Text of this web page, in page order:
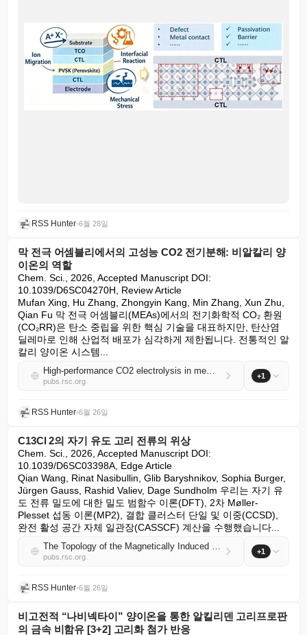
RSS Hunter•6월 28일
막 전극 어셈블리에서의 고성능 CO2 전기분해: 비알칼리 양
이온의 역할
Chem. Sci., 2026, Accepted Manuscript DOI:
10.1039/D6SC04270H, Review Article
Mufan Xing, Hu Zhang, Zhongyin Kang, Min Zhang, Xun Zhu,
Qian Fu 막 전극 어셈블리(MEAs)에서의 전기화학적 CO₂ 환원
(CO₂RR)은 탄소 중립을 위한 핵심 기술을 대표하지만, 탄산염
딜레마로 인해 산업적 배포가 심각하게 제한됩니다. 전통적인 알
칼리 양이온 시스템...
High-performance CO2 electrolysis in membrane electrode assemblies: the role of non-alkali cations
pubs.rsc.org
+1
RSS Hunter•6월 26일
C13Cl 2의 자기 유도 고리 전류의 위상
Chem. Sci., 2026, Accepted Manuscript DOI:
10.1039/D6SC03398A, Edge Article
Qian Wang, Rinat Nasibullin, Glib Baryshnikov, Sophia Burger,
Jürgen Gauss, Rashid Valiev, Dage Sundholm 우리는 자기 유
도 전류 밀도에 대한 밀도 범함수 이론(DFT), 2차 Møller-
Plesset 섭동 이론(MP2), 결합 클러스터 단일 및 이중(CCSD),
완전 활성 공간 자체 일관장(CASSCF) 계산을 수행했습니다...
The Topology of the Magnetically Induced Ring Current of C13Cl 2
pubs.rsc.org
+1
RSS Hunter•6월 26일
비고전적 “나비넥타이” 양이온을 통한 알킬리덴 고리프로판
의 금속 비함유 [3+2] 고리화 첨가 반응